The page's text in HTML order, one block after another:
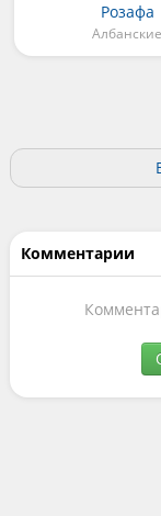
Розафа
Албанские
Комментарии